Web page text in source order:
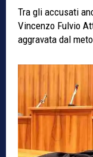
Tra gli accusati
Vincenzo Fulvio
aggravata dal